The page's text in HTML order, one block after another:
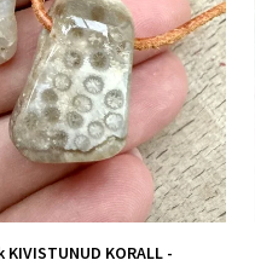
KIVISTUNUD KORALL -